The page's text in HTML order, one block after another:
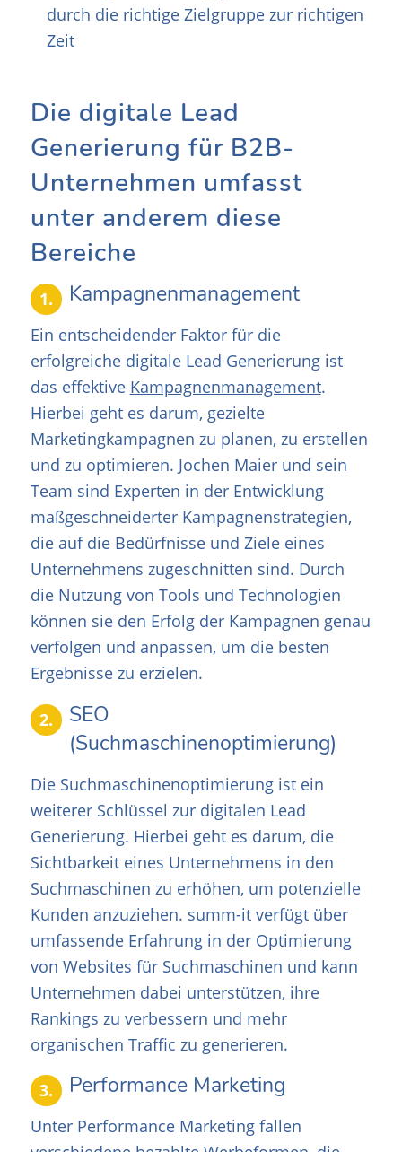
durch die richtige Zielgruppe zur richtigen
Zeit
Die digitale Lead
Generierung für B2B-
Unternehmen umfasst
unter anderem diese
Bereiche
1. Kampagnenmanagement
Ein entscheidender Faktor für die
erfolgreiche digitale Lead Generierung ist
das effektive Kampagnenmanagement.
Hierbei geht es darum, gezielte
Marketingkampagnen zu planen, zu erstellen
und zu optimieren. Jochen Maier und sein
Team sind Experten in der Entwicklung
maßgeschneiderter Kampagnenstrategien,
die auf die Bedürfnisse und Ziele eines
Unternehmens zugeschnitten sind. Durch
die Nutzung von Tools und Technologien
können sie den Erfolg der Kampagnen genau
verfolgen und anpassen, um die besten
Ergebnisse zu erzielen.
2.
SEO
(Suchmaschinenoptimierung)
Die Suchmaschinenoptimierung ist ein
weiterer Schlüssel zur digitalen Lead
Generierung. Hierbei geht es darum, die
Sichtbarkeit eines Unternehmens in den
Suchmaschinen zu erhöhen, um potenzielle
Kunden anzuziehen. summ-it verfügt über
umfassende Erfahrung in der Optimierung
von Websites für Suchmaschinen und kann
Unternehmen dabei unterstützen, ihre
Rankings zu verbessern und mehr
organischen Traffic zu generieren.
3. Performance Marketing
Unter Performance Marketing fallen